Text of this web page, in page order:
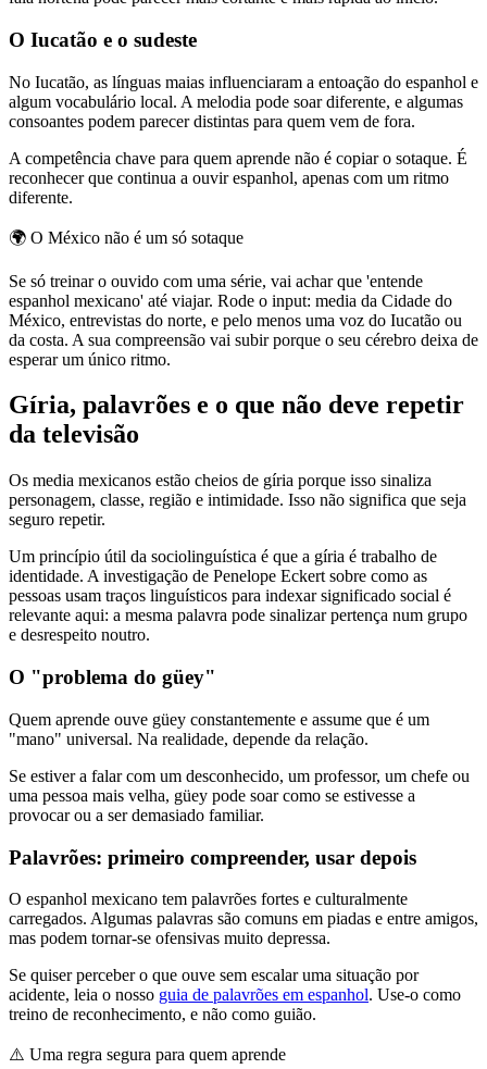
O Iucatão e o sudeste
No Iucatão, as línguas maias influenciaram a entoação do espanhol e
algum vocabulário local. A melodia pode soar diferente, e algumas
consoantes podem parecer distintas para quem vem de fora.
A competência chave para quem aprende não é copiar o sotaque. É
reconhecer que continua a ouvir espanhol, apenas com um ritmo
diferente.
🌍 O México não é um só sotaque
Se só treinar o ouvido com uma série, vai achar que 'entende
espanhol mexicano' até viajar. Rode o input: media da Cidade do
México, entrevistas do norte, e pelo menos uma voz do Iucatão ou
da costa. A sua compreensão vai subir porque o seu cérebro deixa de
esperar um único ritmo.
Gíria, palavrões e o que não deve repetir
da televisão
Os media mexicanos estão cheios de gíria porque isso sinaliza
personagem, classe, região e intimidade. Isso não significa que seja
seguro repetir.
Um princípio útil da sociolinguística é que a gíria é trabalho de
identidade. A investigação de Penelope Eckert sobre como as
pessoas usam traços linguísticos para indexar significado social é
relevante aqui: a mesma palavra pode sinalizar pertença num grupo
e desrespeito noutro.
O "problema do güey"
Quem aprende ouve güey constantemente e assume que é um
"mano" universal. Na realidade, depende da relação.
Se estiver a falar com um desconhecido, um professor, um chefe ou
uma pessoa mais velha, güey pode soar como se estivesse a
provocar ou a ser demasiado familiar.
Palavrões: primeiro compreender, usar depois
O espanhol mexicano tem palavrões fortes e culturalmente
carregados. Algumas palavras são comuns em piadas e entre amigos,
mas podem tornar-se ofensivas muito depressa.
Se quiser perceber o que ouve sem escalar uma situação por
acidente, leia o nosso guia de palavrões em espanhol. Use-o como
treino de reconhecimento, e não como guião.
⚠️ Uma regra segura para quem aprende